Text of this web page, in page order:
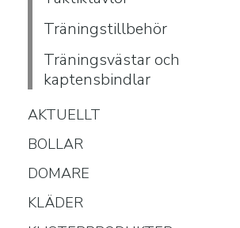
Träningstillbehör
Träningsvästar och
kaptensbindlar
AKTUELLT
BOLLAR
DOMARE
KLÄDER